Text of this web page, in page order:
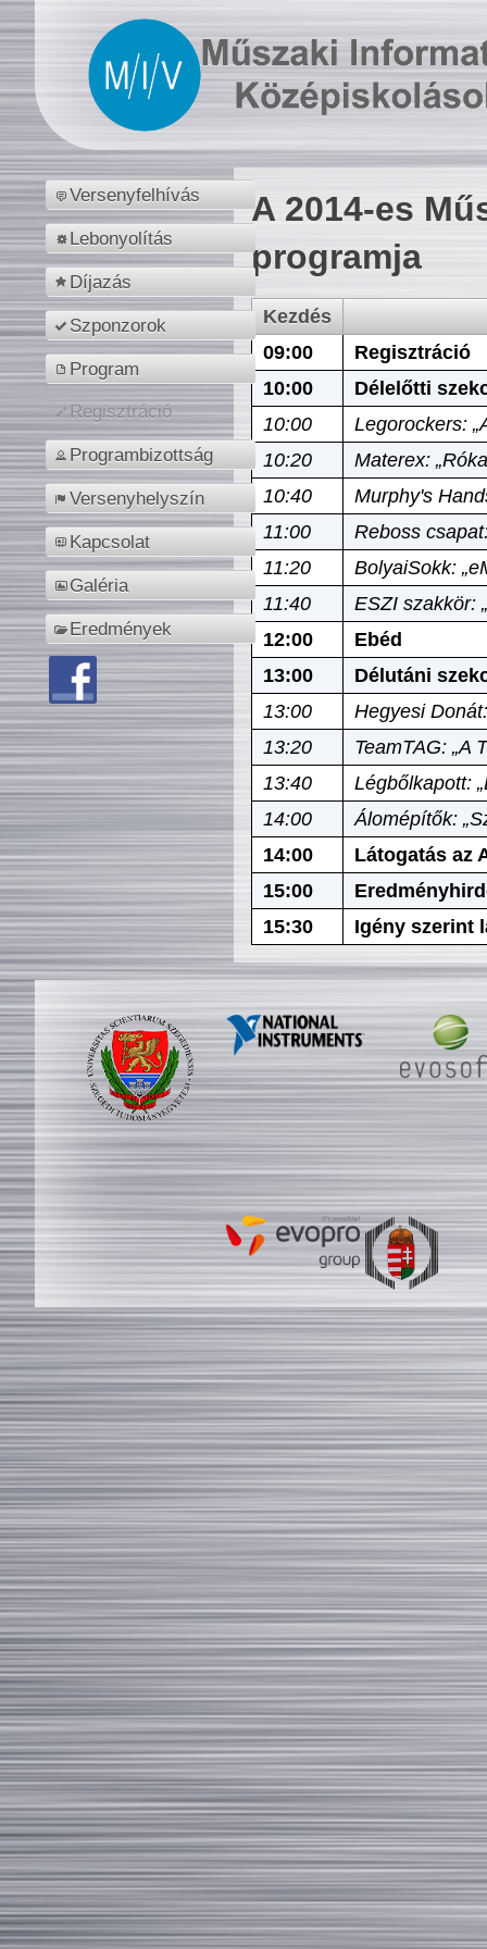
Versenyfelhívás
Lebonyolítás
Díjazás
Szponzorok
Program
Regisztráció
Programbizottság
Versenyhelyszín
Kapcsolat
Galéria
Eredmények
A 2014-es
programja
Kezdés
09:00
Regisztráció
10:00
Délelőtti
10:00
Legorockers:
10:20
Materex:
10:40
Murphy's
11:00
Reboss
11:20
BolyaiSokk:
11:40
ESZI szakkör:
12:00
Ebéd
13:00
Délutáni
13:00
Hegyesi
13:20
TeamTAG: „A
13:40
Légbőlkapott:
14:00
Álomépítők:
14:00
Látogatás az
15:00
15:30
Igény szerint